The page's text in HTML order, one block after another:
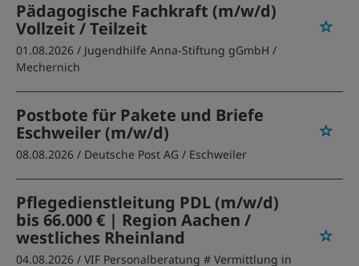
Pädagogische Fachkraft (m/w/d)
Vollzeit / Teilzeit
01.08.2026 / Jugendhilfe Anna-Stiftung gGmbH /
Mechernich
Postbote für Pakete und Briefe
Eschweiler (m/w/d)
08.08.2026 / Deutsche Post AG / Eschweiler
Pflegedienstleitung PDL (m/w/d)
bis 66.000 € | Region Aachen /
westliches Rheinland
04.08.2026 / VIF Personalberatung # Vermittlung in